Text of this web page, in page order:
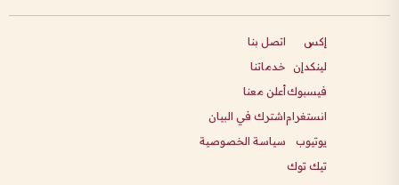
إكس
لينكدإن
فيسبوك
انستغرام
يوتيوب
تيك توك
اتصل بنا
خدماتنا
أعلن معنا
اشترك في البيان
سياسة الخصوصية